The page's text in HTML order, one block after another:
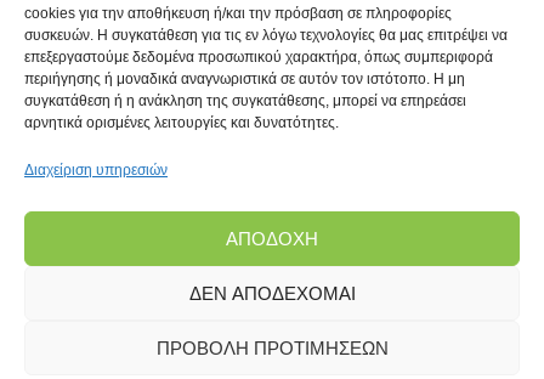
cookies για την αποθήκευση ή/και την πρόσβαση σε πληροφορίες
συσκευών. Η συγκατάθεση για τις εν λόγω τεχνολογίες θα μας επιτρέψει να
επεξεργαστούμε δεδομένα προσωπικού χαρακτήρα, όπως συμπεριφορά
περιήγησης ή μοναδικά αναγνωριστικά σε αυτόν τον ιστότοπο. Η μη
συγκατάθεση ή η ανάκληση της συγκατάθεσης, μπορεί να επηρεάσει
αρνητικά ορισμένες λειτουργίες και δυνατότητες.
Διαχείριση υπηρεσιών
ΑΠΟΔΟΧΉ
ΔΕΝ ΑΠΟΔΈΧΟΜΑΙ
ΠΡΟΒΟΛΉ ΠΡΟΤΙΜΉΣΕΩΝ
Copyright © 2026 | Kanarinokosmos.gr | Development